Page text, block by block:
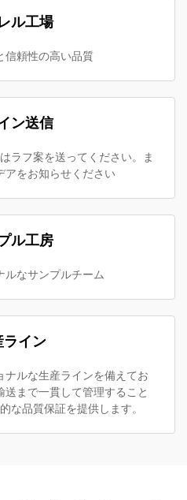
ル工場
信頼性の高い品質
ン送信
ラフ案を送ってください。ま
アをお知らせください
ル工房
ルなサンプルチーム
ライン
ナルな生産ラインを備えてお
送まで一貫して管理すること
な品質保証を提供します。